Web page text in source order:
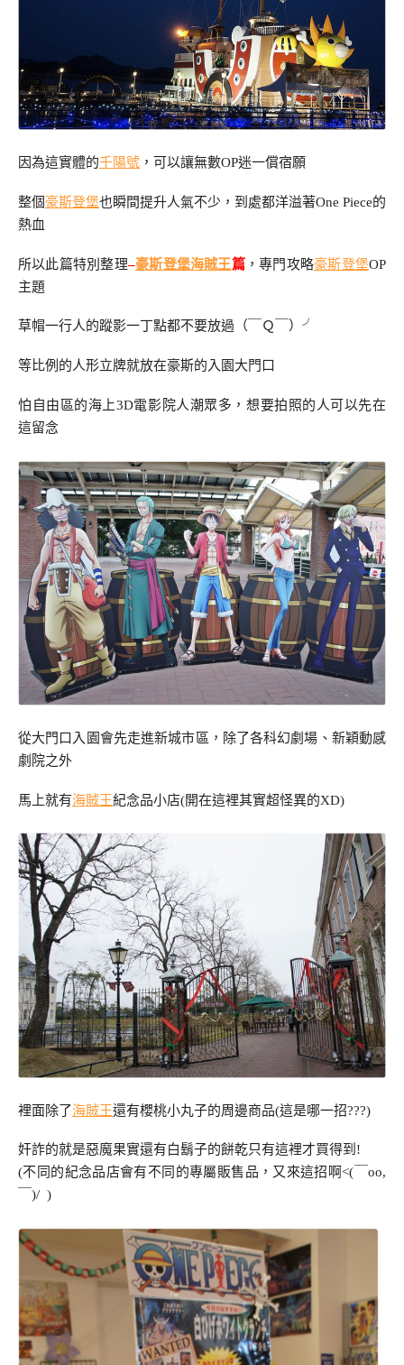
因為這實體的千陽號 ，可以讓無數OP迷一償宿願
整個豪斯登堡也瞬間提升人氣不少，到處都洋溢著One Piece的
熱血
所以此篇特別整理–豪斯登堡海賊王篇，專門攻略豪斯登堡OP
主題
草帽一行人的蹤影一丁點都不要放過（￣Ｑ￣）╯
等比例的人形立牌就放在豪斯的入園大門口
怕自由區的海上3D電影院人潮眾多，想要拍照的人可以先在
這留念
從大門口入園會先走進新城市區，除了各科幻劇場、新穎動感
劇院之外
馬上就有海賊王紀念品小店(開在這裡其實超怪異的XD)
裡面除了海賊王還有櫻桃小丸子的周邊商品(這是哪一招???)
奸詐的就是惡魔果實還有白鬍子的餅乾只有這裡才買得到!
(不同的紀念品店會有不同的專屬販售品，又來這招啊<(￣oo,
￣)/ )